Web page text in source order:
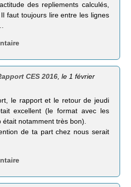
des repliements calculés,
faut toujours lire entre les lignes
CES 2016, le 1 février
le rapport et le retour de jeudi
excellent (le format avec les
était notamment très bon).
de ta part chez nous serait